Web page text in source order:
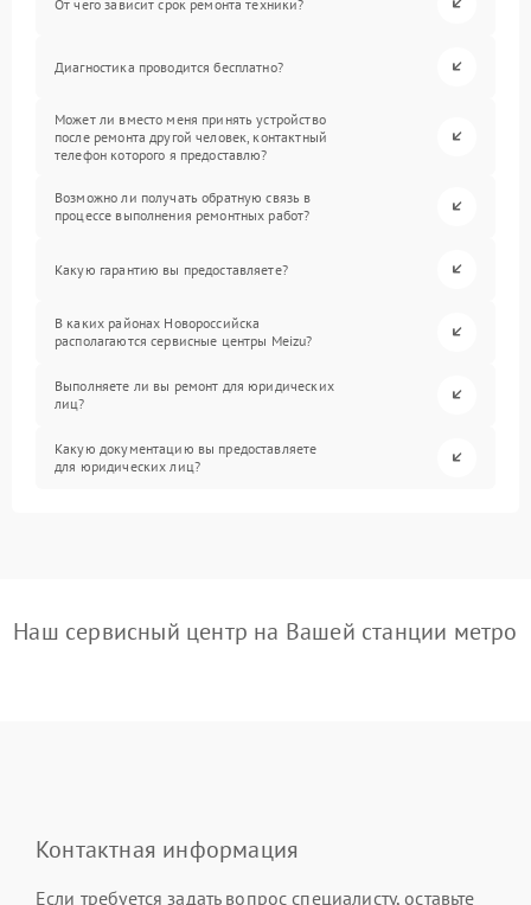
От чего зависит срок ремонта техники?
Диагностика проводится бесплатно?
Может ли вместо меня принять устройство
после ремонта другой человек, контактный
телефон которого я предоставлю?
Возможно ли получать обратную связь в
процессе выполнения ремонтных работ?
Какую гарантию вы предоставляете?
В каких районах Новороссийска
располагаются сервисные центры Meizu?
Выполняете ли вы ремонт для юридических
лиц?
Какую документацию вы предоставляете
для юридических лиц?
Наш сервисный центр на Вашей станции метро
Контактная информация
Если требуется задать вопрос специалисту, оставьте